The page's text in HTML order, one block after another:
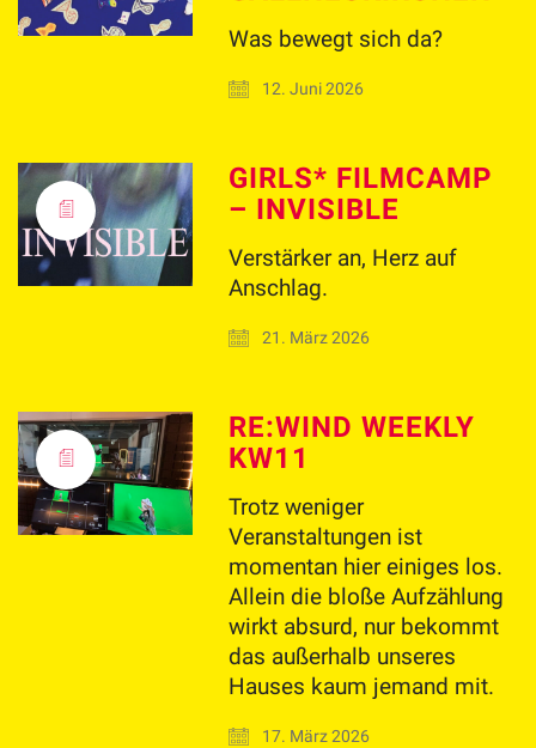
Was bewegt sich da?
12. Juni 2026
GIRLS* FILMCAMP
– INVISIBLE
Verstärker an, Herz auf
Anschlag.
21. März 2026
RE:WIND WEEKLY
KW11
Trotz weniger
Veranstaltungen ist
momentan hier einiges los.
Allein die bloße Aufzählung
wirkt absurd, nur bekommt
das außerhalb unseres
Hauses kaum jemand mit.
17. März 2026